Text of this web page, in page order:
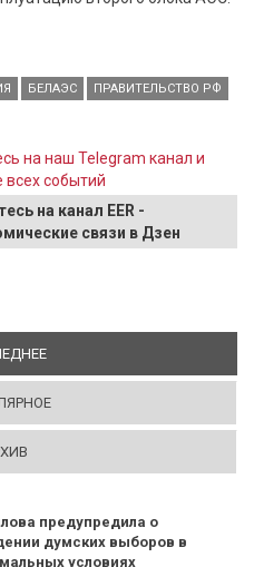
БЕЛАЭС ПРАВИТЕЛЬСТВО РФ
на наш Telegram канал и
всех событий
на канал EER -
связи в Дзен
(АКТИВНАЯ ВКЛАДКА)
предупредила о
думских выборов в
условиях